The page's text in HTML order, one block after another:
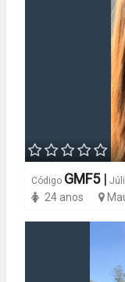
Código GMF5 |
24 anos